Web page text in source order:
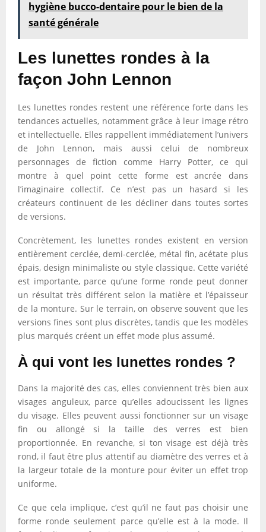
hygiène bucco-dentaire pour le bien de la
santé générale
Les lunettes rondes à la
façon John Lennon
Les lunettes rondes restent une référence forte dans les
tendances actuelles, notamment grâce à leur image rétro
et intellectuelle. Elles rappellent immédiatement l’univers
de John Lennon, mais aussi celui de nombreux
personnages de fiction comme Harry Potter, ce qui
montre à quel point cette forme est ancrée dans
l’imaginaire collectif. Ce n’est pas un hasard si les
créateurs continuent de les décliner dans toutes sortes
de versions.
Concrètement, les lunettes rondes existent en version
entièrement cerclée, demi-cerclée, métal fin, acétate plus
épais, design minimaliste ou style classique. Cette variété
est importante, parce qu’une forme ronde peut donner
un résultat très différent selon la matière et l’épaisseur
de la monture. Sur le terrain, on observe souvent que les
versions fines sont plus discrètes, tandis que les modèles
plus marqués créent un effet mode plus assumé.
À qui vont les lunettes rondes ?
Dans la majorité des cas, elles conviennent très bien aux
visages anguleux, parce qu’elles adoucissent les lignes
du visage. Elles peuvent aussi fonctionner sur un visage
fin ou allongé si la taille des verres est bien
proportionnée. En revanche, si ton visage est déjà très
rond, il faut être plus attentif au diamètre des verres et à
la largeur totale de la monture pour éviter un effet trop
uniforme.
Ce que cela implique, c’est qu’il ne faut pas choisir une
forme ronde seulement parce qu’elle est à la mode. Il